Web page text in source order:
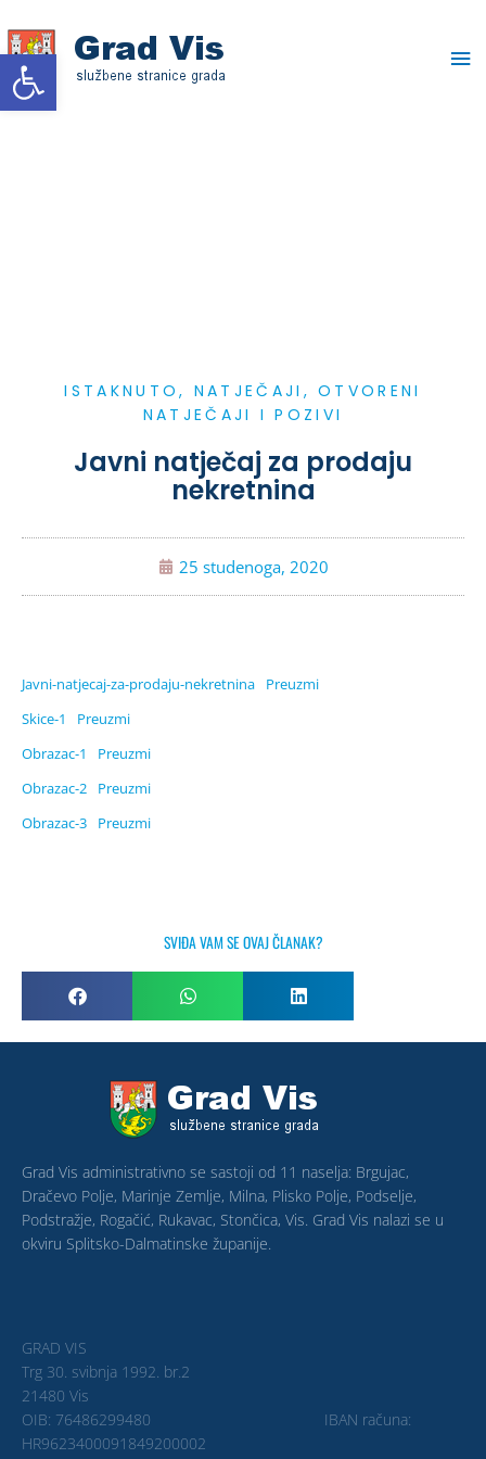
Open toolbar
to
content
ISTAKNUTO, NATJEČAJI ,OTVORENI
NATJEČAJI I POZIVI
Javni natječaj za prodaju
nekretnina
25 studenoga, 2020
Javni-natjecaj-za-prodaju-nekretnina
Preuzmi
Skice-1
Preuzmi
Obrazac-1
Preuzmi
Obrazac-2
Preuzmi
Obrazac-3
Preuzmi
SVIĐA VAM SE OVAJ ČLANAK?
Grad Vis administrativno se sastoji od 11 naselja: Brgujac,
Dračevo Polje, Marinje Zemlje, Milna, Plisko Polje, Podselje,
Podstražje, Rogačić, Rukavac, Stončica, Vis. Grad Vis nalazi se u
okviru Splitsko-Dalmatinske županije.
GRAD VIS
Trg 30. svibnja 1992. br.2
21480 Vis
OIB: 76486299480 IBAN računa:
HR9623400091849200002